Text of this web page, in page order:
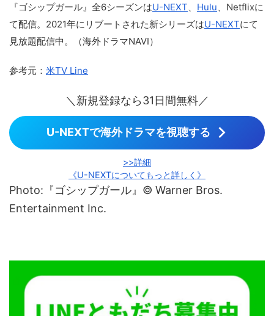
『ゴシップガール』全6シーズンはU-NEXT Hulu 、Netflixに
て配信。2021年にリブートされた新シリーズはU-NEXTにて
見放題配信中。（海外ドラマNAVI）
参考元： 米TV Line
＼新規登録なら31日間無料／
U-NEXTで海外ドラマを視聴する
>>詳細
《U-NEXTについてもっと詳しく》
Photo:『ゴシップガール』© Warner Bros.
Entertainment Inc.